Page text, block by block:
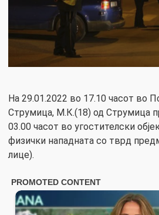
На 29.01.2022 во 17.10 часот во
Струмица, М.К.(18) од Струмица
03.00 часот во угостителски
физички нападната со тврд
лице).